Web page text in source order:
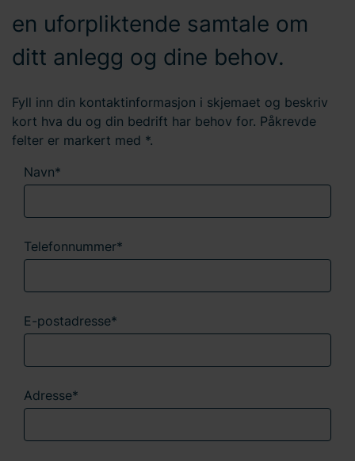
en uforpliktende samtale om
ditt anlegg og dine behov.
Fyll inn din kontaktinformasjon i skjemaet og beskriv
kort hva du og din bedrift har behov for. Påkrevde
felter er markert med *.
Navn*
Telefonnummer*
E-postadresse*
Adresse*